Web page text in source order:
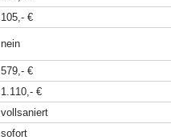
105,- €
nein
579,- €
1.110,- €
vollsaniert
sofort